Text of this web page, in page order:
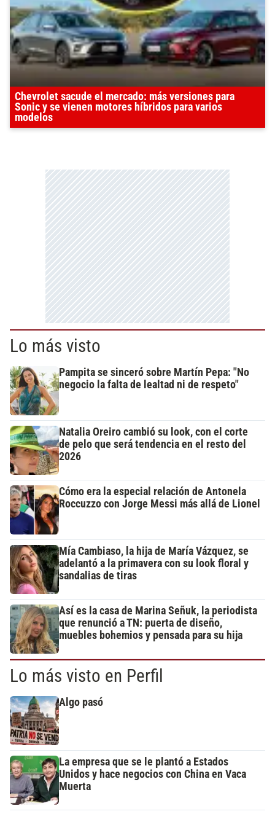
Chevrolet sacude el mercado: más versiones para
Sonic y se vienen motores híbridos para varios
modelos
Lo más visto
Pampita se sinceró sobre Martín Pepa: "No
negocio la falta de lealtad ni de respeto"
Natalia Oreiro cambió su look, con el corte
de pelo que será tendencia en el resto del
2026
Cómo era la especial relación de Antonela
Roccuzzo con Jorge Messi más allá de Lionel
Mía Cambiaso, la hija de María Vázquez, se
adelantó a la primavera con su look floral y
sandalias de tiras
Así es la casa de Marina Señuk, la periodista
que renunció a TN: puerta de diseño,
muebles bohemios y pensada para su hija
Lo más visto en Perfil
Algo pasó
La empresa que se le plantó a Estados
Unidos y hace negocios con China en Vaca
Muerta